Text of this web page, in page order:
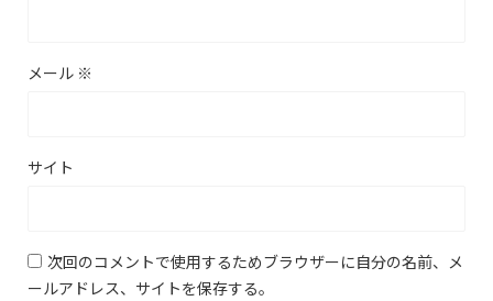
メール ※
サイト
次回のコメントで使用するためブラウザーに自分の名前、メ
ールアドレス、サイトを保存する。